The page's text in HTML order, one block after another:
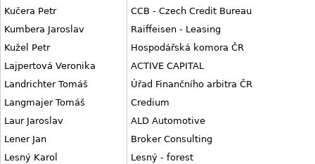
Kučera Petr
CCB - Czech Credit Bureau
Kumbera Jaroslav
Raiffeisen - Leasing
Kužel Petr
Hospodářská komora ČR
Lajpertová Veronika
ACTIVE CAPITAL
Landrichter Tomáš
Úřad Finančního arbitra ČR
Langmajer Tomáš
Credium
Laur Jaroslav
ALD Automotive
Lener Jan
Broker Consulting
Lesný Karol
Lesný - forest